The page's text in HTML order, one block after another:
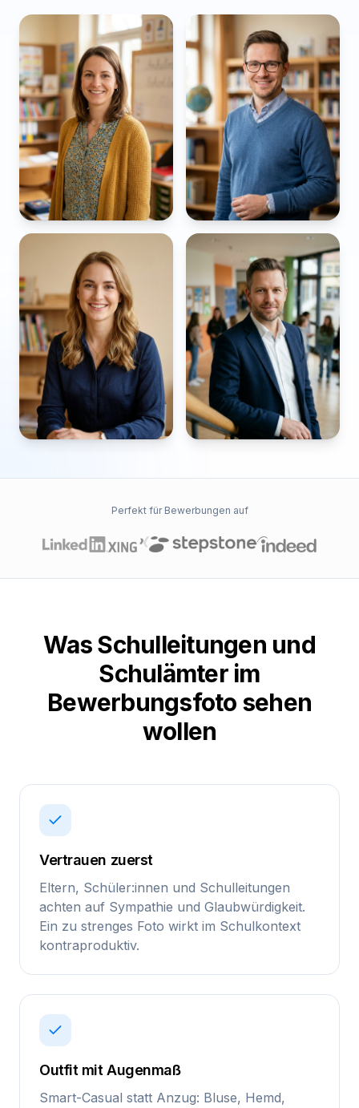
Perfekt für Bewerbungen auf
Was Schulleitungen und
Schulämter im
Bewerbungsfoto sehen
wollen
Vertrauen zuerst
Eltern, Schüler:innen und Schulleitungen
achten auf Sympathie und Glaubwürdigkeit.
Ein zu strenges Foto wirkt im Schulkontext
kontraproduktiv.
Outfit mit Augenmaß
Smart-Casual statt Anzug: Bluse, Hemd,